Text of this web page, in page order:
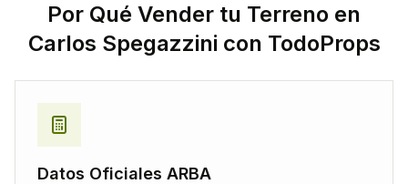
Por Qué Vender tu Terreno en
Carlos Spegazzini con TodoProps
Datos Oficiales ARBA